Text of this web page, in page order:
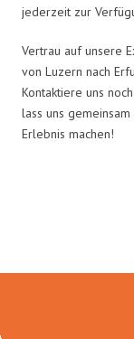
jederzeit zur
Vertrau auf unsere
von Luzern nach
Kontaktiere uns
lass uns
Erlebnis machen!